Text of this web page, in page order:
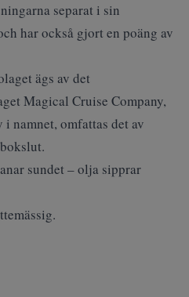
separat i sin
har också gjort en poäng av
ägs av det
Magical Cruise Company,
namnet, omfattas det av
sundet – olja sipprar